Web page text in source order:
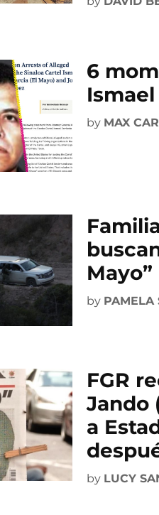
6
by MAX
by PAMELA
FGR
Jando
a
by LUCY